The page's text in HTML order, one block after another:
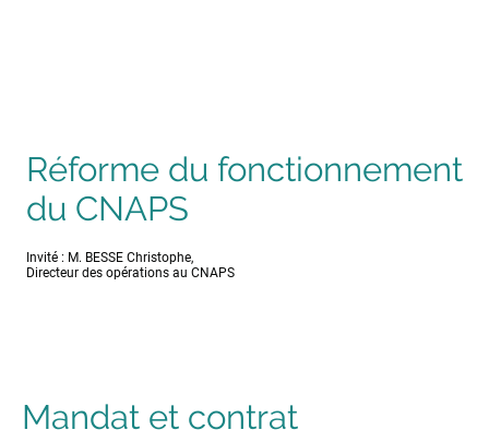
Réforme du fonctionnement
du CNAPS
Invité : M. BESSE Christophe,
Directeur des opérations au CNAPS
Mandat et contrat